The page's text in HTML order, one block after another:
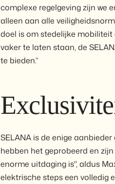
complexe regelgeving zijn we
alleen aan alle
doel is om stedelijke
vaker te laten staan, de
te bieden.”
SELANA is de enige
hebben het geprobeerd en
enorme uitdaging is", aldus
elektrische steps een volledig